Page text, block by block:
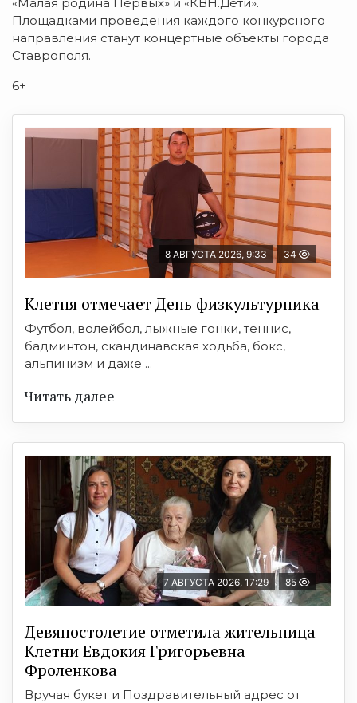
Площадками проведения каждого конкурсного
направления станут концертные объекты города
Ставрополя.
6+
8 АВГУСТА 2026, 9:33 34
Клетня отмечает День физкультурника
Футбол, волейбол, лыжные гонки, теннис,
бадминтон, скандинавская ходьба, бокс,
альпинизм и даже ...
Читать далее
7 АВГУСТА 2026, 17:29 85
Девяностолетие отметила жительница
Клетни Евдокия Григорьевна
Фроленкова
Вручая букет и Поздравительный адрес от